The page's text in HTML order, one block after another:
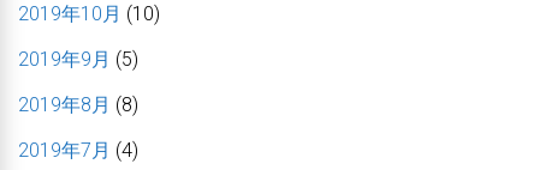
2019年10月 (10)
2019年9月 (5)
2019年8月 (8)
2019年7月 (4)